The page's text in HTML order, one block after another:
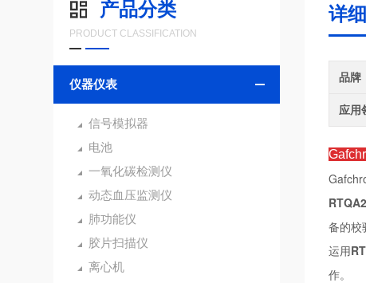
产品分类
PRODUCT CLASSIFICATION
仪器仪表
信号模拟器
电池
一氧化碳检测仪
动态血压监测仪
肺功能仪
胶片扫描仪
离心机
详
品牌
应用
备的校
运用
作。